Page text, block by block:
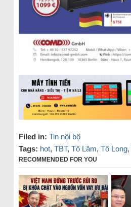
Filed in: Tin nội bộ
Tags: hot, TBT, Tô Lâm, Tô Long,
RECOMMENDED FOR YOU